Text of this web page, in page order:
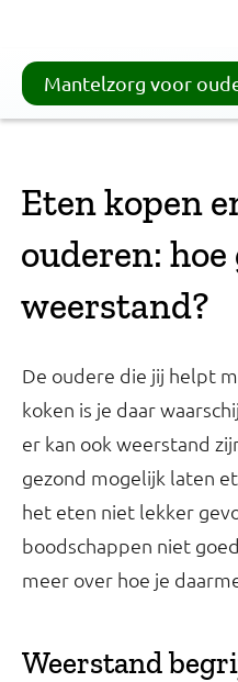
Mantelzorg voor
Eten kopen
ouderen:
weerstand?
De oudere die jij helpt
koken is je daar
er kan ook weerstand
gezond mogelijk laten
het eten niet lekker
boodschappen niet
meer over hoe je
Weerstand